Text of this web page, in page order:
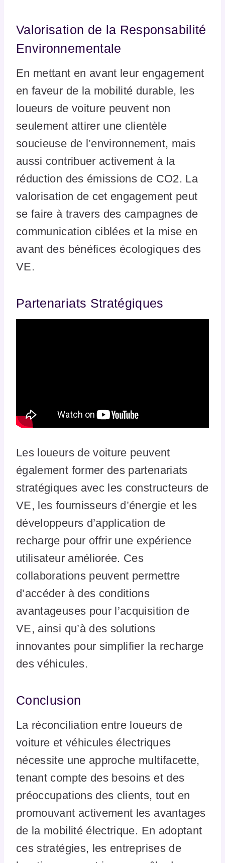
Valorisation de la Responsabilité
Environnementale
En mettant en avant leur engagement
en faveur de la mobilité durable, les
loueurs de voiture peuvent non
seulement attirer une clientèle
soucieuse de l’environnement, mais
aussi contribuer activement à la
réduction des émissions de CO2. La
valorisation de cet engagement peut
se faire à travers des campagnes de
communication ciblées et la mise en
avant des bénéfices écologiques des
VE.
Partenariats Stratégiques
Les loueurs de voiture peuvent
également former des partenariats
stratégiques avec les constructeurs de
VE, les fournisseurs d’énergie et les
développeurs d’application de
recharge pour offrir une expérience
utilisateur améliorée. Ces
collaborations peuvent permettre
d’accéder à des conditions
avantageuses pour l’acquisition de
VE, ainsi qu’à des solutions
innovantes pour simplifier la recharge
des véhicules.
Conclusion
La réconciliation entre loueurs de
voiture et véhicules électriques
nécessite une approche multifacette,
tenant compte des besoins et des
préoccupations des clients, tout en
promouvant activement les avantages
de la mobilité électrique. En adoptant
ces stratégies, les entreprises de